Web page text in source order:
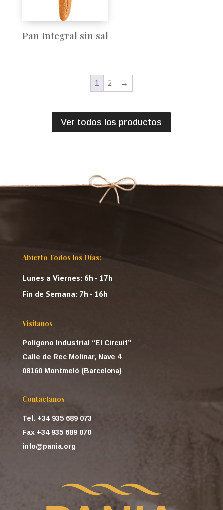
Pan Integral sin sal
1 2 →
Ver todos los productos
Abierto Todos los Días:
Lunes a Viernes: 6h - 17h
Fin de Semana: 7h - 16h
Visitanos
Polígono Industrial “El Circuit”
Calle de Rec Molinar, Nave 4
08160 Montmeló (Barcelona)
Contactanos
Tel. +34 935 689 073
Fax +34 935 689 070
info@pania.org